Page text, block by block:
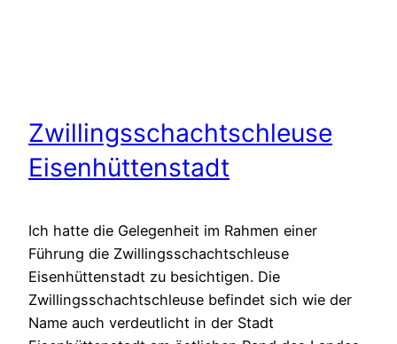
Zwillingsschachtschleuse
Eisenhüttenstadt
Ich hatte die Gelegenheit im Rahmen einer
Führung die Zwillingsschachtschleuse
Eisenhüttenstadt zu besichtigen. Die
Zwillingsschachtschleuse befindet sich wie der
Name auch verdeutlicht in der Stadt